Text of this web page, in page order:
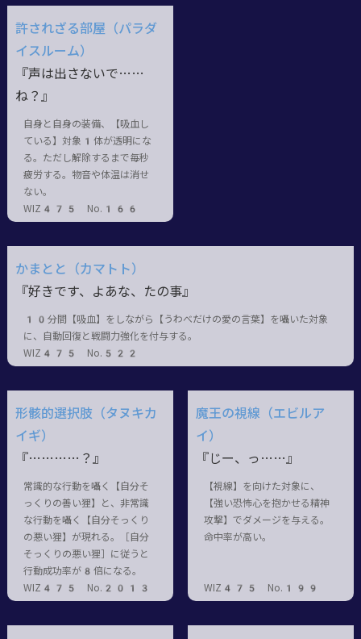
許されざる部屋（パラダ
イスルーム）
『声は出さないで……
ね？』
自身と自身の装備、【吸血し
ている】対象1体が透明にな
る。ただし解除するまで毎秒
疲労する。物音や体温は消せ
ない。
WIZ475 No.166
かまとと（カマトト）
『好きです、よあな、たの事』
10分間【吸血】をしながら【うわべだけの愛の言葉】を囁いた対象
に、自動回復と戦闘力強化を付与する。
WIZ475 No.522
形骸的選択肢（タヌキカ
イギ）
『…………？』
常識的な行動を囁く【自分そ
っくりの善い狸】と、非常識
な行動を囁く【自分そっくり
の悪い狸】が現れる。［自分
そっくりの悪い狸］に従うと
行動成功率が8倍になる。
WIZ475 No.2013
魔王の視線（エビルア
イ）
『じー、っ……』
【視線】を向けた対象に、
【強い恐怖心を抱かせる精神
攻撃】でダメージを与える。
命中率が高い。
WIZ475 No.199